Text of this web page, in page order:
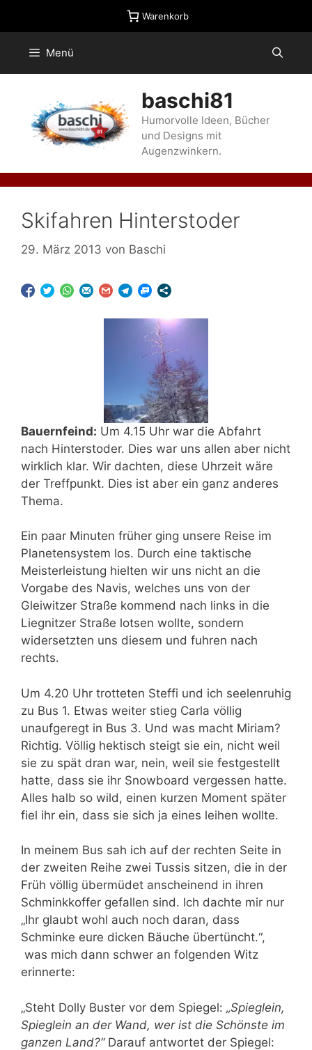
Warenkorb
Menü
baschi81
Humorvolle Ideen, Bücher
und Designs mit
Augenzwinkern.
Skifahren Hinterstoder
29. März 2013 von Baschi
Bauernfeind: Um 4.15 Uhr war die Abfahrt
nach Hinterstoder. Dies war uns allen aber nicht
wirklich klar. Wir dachten, diese Uhrzeit wäre
der Treffpunkt. Dies ist aber ein ganz anderes
Thema.
Ein paar Minuten früher ging unsere Reise im
Planetensystem los. Durch eine taktische
Meisterleistung hielten wir uns nicht an die
Vorgabe des Navis, welches uns von der
Gleiwitzer Straße kommend nach links in die
Liegnitzer Straße lotsen wollte, sondern
widersetzten uns diesem und fuhren nach
rechts.
Um 4.20 Uhr trotteten Steffi und ich seelenruhig
zu Bus 1. Etwas weiter stieg Carla völlig
unaufgeregt in Bus 3. Und was macht Miriam?
Richtig. Völlig hektisch steigt sie ein, nicht weil
sie zu spät dran war, nein, weil sie festgestellt
hatte, dass sie ihr Snowboard vergessen hatte.
Alles halb so wild, einen kurzen Moment später
fiel ihr ein, dass sie sich ja eines leihen wollte.
In meinem Bus sah ich auf der rechten Seite in
der zweiten Reihe zwei Tussis sitzen, die in der
Früh völlig übermüdet anscheinend in ihren
Schminkkoffer gefallen sind. Ich dachte mir nur
„Ihr glaubt wohl auch noch daran, dass
Schminke eure dicken Bäuche übertüncht.“,
was mich dann schwer an folgenden Witz
erinnerte:
„Steht Dolly Buster vor dem Spiegel: „Spieglein,
Spieglein an der Wand, wer ist die Schönste im
ganzen Land?“Darauf antwortet der Spiegel: